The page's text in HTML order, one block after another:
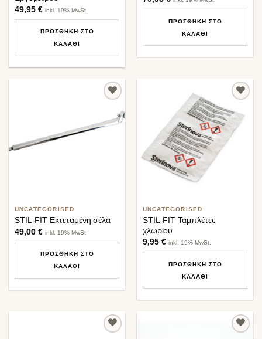
49,95 € inkl. 19% MwSt.
ΠΡΟΣΘΉΚΗ ΣΤΟ
ΚΑΛΆΘΙ
ΠΡΟΣΘΉΚΗ ΣΤΟ
ΚΑΛΆΘΙ
στη λίστα
επιθυμιών
UNCATEGORISED
STIL-FIT Εκτεταμένη σέλα
49,00 € inkl. 19% MwSt.
ΠΡΟΣΘΉΚΗ ΣΤΟ
ΚΑΛΆΘΙ
Προσθήκη
στη λίστα
επιθυμιών
UNCATEGORISED
STIL-FIT Ταμπλέτες
χλωρίου
9,95 € inkl. 19% MwSt.
ΠΡΟΣΘΉΚΗ ΣΤΟ
ΚΑΛΆΘΙ